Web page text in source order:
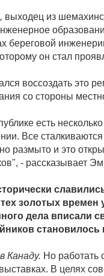
выходец из
береговой
он стал
воссоздать это
со стороны
есть
Все
размыто и это
- рассказывает
золотых времен
дела вписали
в Канаду. Но работать
В целях